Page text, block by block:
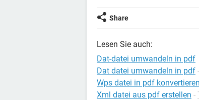
Share
Lesen Sie auch:
Dat-datei umwandeln in pdf
Dat datei umwandeln in pdf
Wps datei in pdf konvertieren
Xml datei aus pdf erstellen -